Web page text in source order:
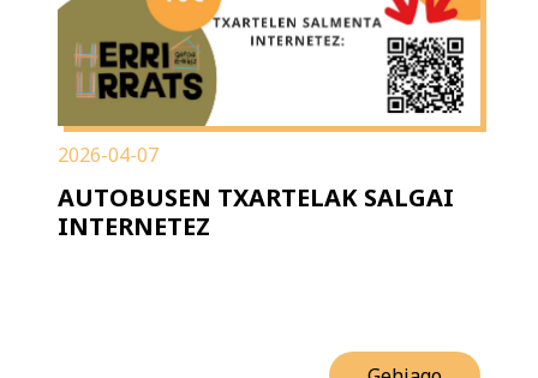
2026-04-07
AUTOBUSEN TXARTELAK SALGAI
INTERNETEZ